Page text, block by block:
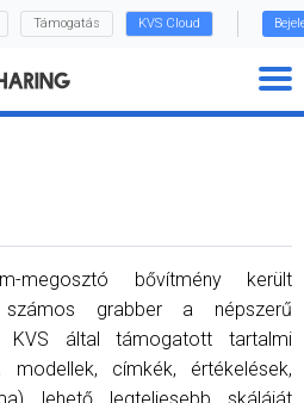
Támogatás KVS Cloud
megosztó bővítmény került
számos grabber a népszerű
KVS által támogatott tartalmi
modellek, címkék, értékelések,